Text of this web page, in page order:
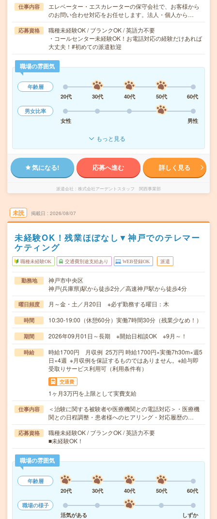
仕事内容
エレベーター・エスカレーターの保守会社で、お客様から
のお問い合わせ対応をお任せします。法人・個人から…
応募資格
職種未経験OK / ブランクOK / 英語力不要
・コールセンター未経験OK！お電話対応の経験だけあれば
大丈夫！#初めての派遣歓迎
職場の雰囲気
年齢層
20代
30代 40代 50代
60代
男女比率
女性
男性
もっと見る
気になる! 応募へ進む 詳しく見る
派遣会社 株式会社アーデントスタッフ 関西事業部
未読 掲載日 2026/08/07
未経験OK！残業ほぼなし▼神戸でのテレマー
ケティング
職種未経験OK 交通費別途支給あり WEB登録OK 派遣
勤務地
神戸市中央区
神戸(兵庫県)駅から徒歩2分／高速神戸駅から徒歩4分
曜日頻度 月～金・土／月20日 ※必ず勤務する曜日：木
時間 10:30-19:00（休憩60分）実働7時間30分（残業少なめ！）
期間 2026年09月01日～長期 ※開始日相談OK ※9月～！
時給
時給1700円 月収例 25万円 時給1700円×実働7h30m×週5
日×4週 ※月収例を保証するものではありません。※給与即
受取りサービス利用可（利用条件有）
交通費
1ヶ月3万円を上限として実費支給
仕事内容
＜治験に関する被験者や医療機関との電話対応＞・医療機
関との日程調整・患者様へのヒアリング・対応履歴の…
応募資格
職種未経験OK / ブランクOK / 英語力不要
■未経験OK！
職場の雰囲気
年齢層
20代
30代 40代 50代
60代
職場の様子
活気がある
しずか